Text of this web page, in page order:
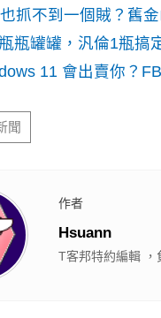
抓不到一個賊？舊
瓶罐罐，汎倫1瓶搞
11 會出賣你？
聞
作者
Hsuann
T客邦特約編輯 ，